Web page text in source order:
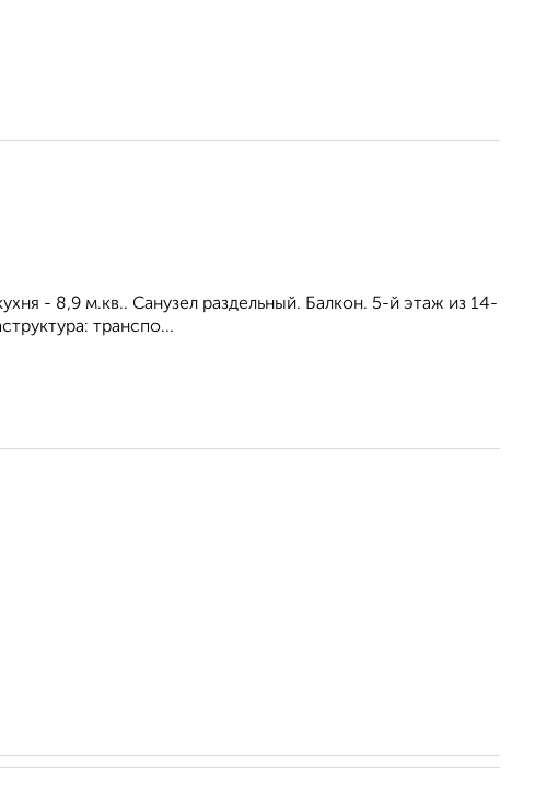
- 8,9 м.кв.. Санузел раздельный. Балкон. 5-й этаж из 14-
транспо...